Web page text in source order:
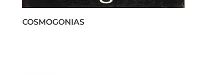
COSMOGONIAS